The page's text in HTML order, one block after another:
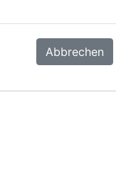
Abbrechen